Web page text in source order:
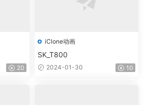
20
iClone动画
SK_T800
2024-01-30 10